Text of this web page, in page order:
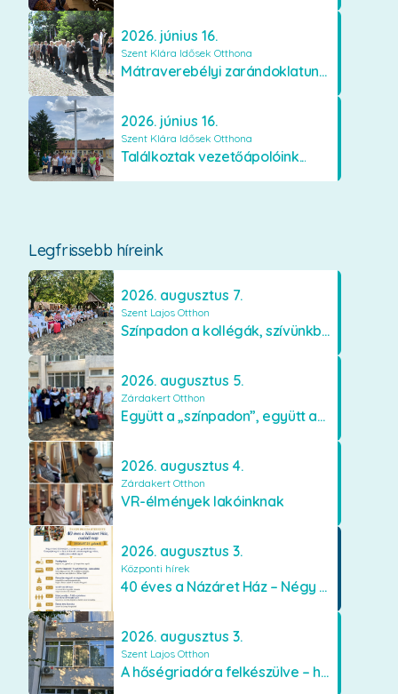
2026. június 16.
Szent Klára Idősek Otthona
Mátraverebélyi zarándoklatunk...
2026. június 16.
Szent Klára Idősek Otthona
Találkoztak vezetőápolóink...
Legfrissebb híreink
2026. augusztus 7.
Szent Lajos Otthon
Színpadon a kollégák, szívünkben a lakók
2026. augusztus 5.
Zárdakert Otthon
Együtt a „színpadon”, együtt az élményekért 🎭✨
2026. augusztus 4.
Zárdakert Otthon
VR-élmények lakóinknak
2026. augusztus 3.
Központi hírek
40 éves a Názáret Ház – Négy évtized szeretetben és gondoskodásban
2026. augusztus 3.
Szent Lajos Otthon
A hőségriadóra felkészülve – hűsítő fejlesztések a Szent Lajos Otthonban